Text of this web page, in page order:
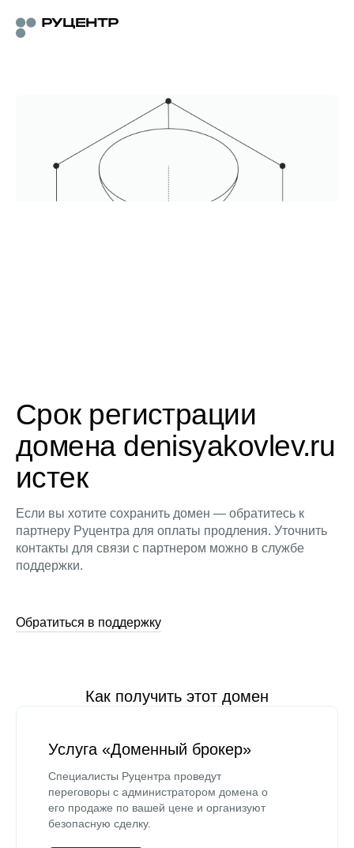
Срок регистрации
домена denisyakovlev.ru
истек
Если вы хотите сохранить домен — обратитесь к
партнеру Руцентра для оплаты продления. Уточнить
контакты для связи с партнером можно в службе
поддержки.
Обратиться в поддержку
Как получить этот домен
Услуга «Доменный брокер»
Специалисты Руцентра проведут
переговоры с администратором домена о
его продаже по вашей цене и организуют
безопасную сделку.